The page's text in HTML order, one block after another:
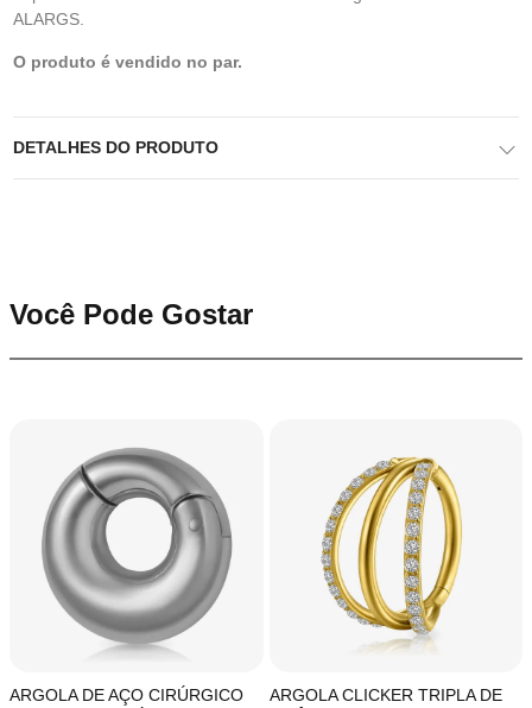
ALARGS.
O produto é vendido no par.
DETALHES DO PRODUTO
Você Pode Gostar
ARGOLA DE AÇO CIRÚRGICO
ARGOLA CLICKER TRIPLA DE